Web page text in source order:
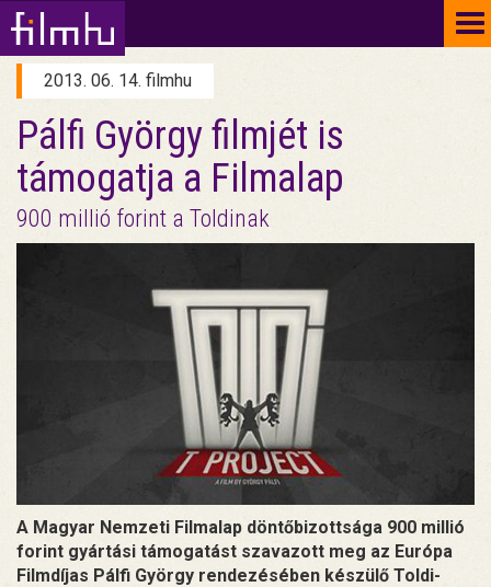
2013. 06. 14. filmhu
Pálfi György filmjét is
támogatja a Filmalap
900 millió forint a Toldinak
A Magyar Nemzeti Filmalap döntőbizottsága 900 millió
forint gyártási támogatást szavazott meg az Európa
Filmdíjas Pálfi György rendezésében készülő Toldi-